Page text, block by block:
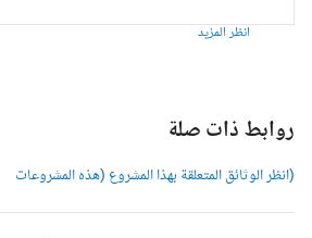
انظر المزيد
روابط ذات صلة
(انظر الوثائق المتعلقة بهذا المشروع (هذه المشروعات